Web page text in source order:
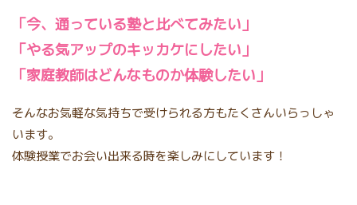
「今、通っている塾と比べてみたい」
「やる気アップのキッカケにしたい」
「家庭教師はどんなものか体験したい」
そんなお気軽な気持ちで受けられる方もたくさんいらっしゃ
います。
体験授業でお会い出来る時を楽しみにしています！